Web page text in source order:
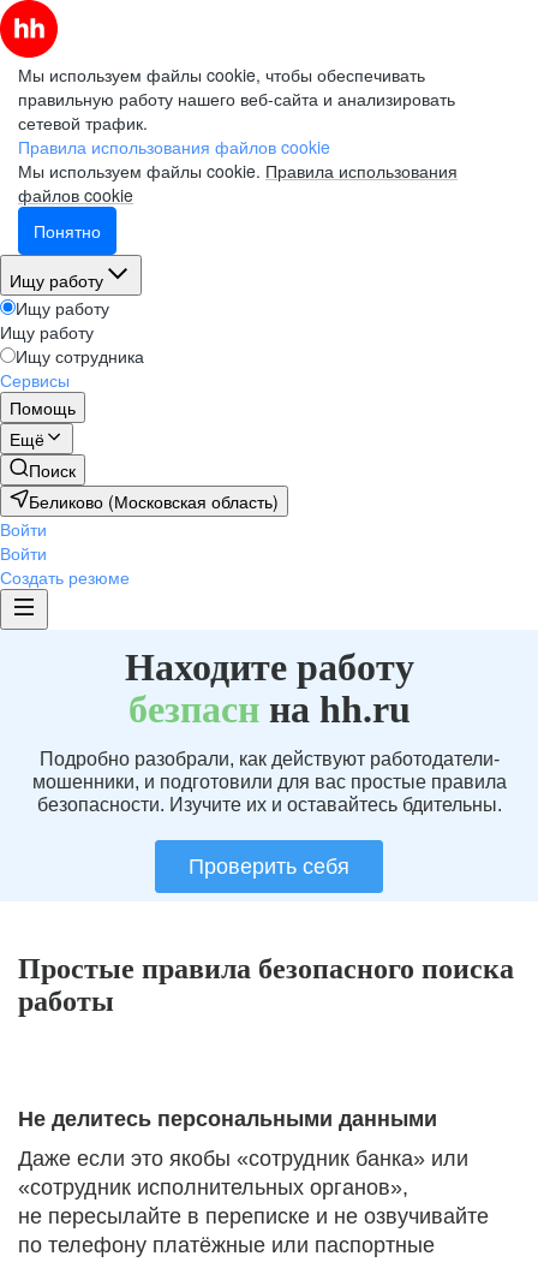
Мы используем файлы cookie, чтобы обеспечивать
правильную работу нашего веб-сайта и анализировать
сетевой трафик.
Правила использования файлов cookie
Мы используем файлы cookie. Правила использования
файлов cookie
Понятно
Ищу работу
Ищу работу
Ищу работу
Ищу сотрудника
Сервисы
Помощь
Ещё
Поиск
Беликово (Московская область)
Войти
Войти
Создать резюме
Находите работу
безпаснна hh.ru
Подробно разобрали, как действуют работодатели-
мошенники, и подготовили для вас простые правила
безопасности. Изучите их и оставайтесь бдительны.
Проверить себя
Простые правила безопасного поиска
работы
Не делитесь персональными данными
Даже если это якобы «сотрудник банка» или
«сотрудник исполнительных органов»,
не пересылайте в переписке и не озвучивайте
по телефону платёжные или паспортные